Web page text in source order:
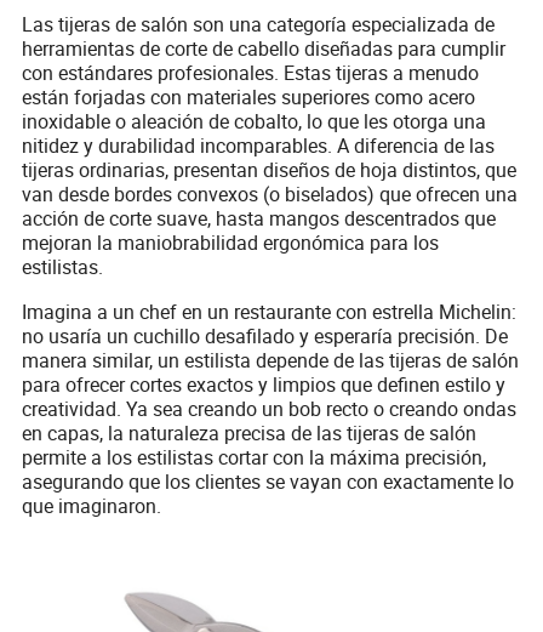
Las tijeras de salón son una categoría especializada de
herramientas de corte de cabello diseñadas para cumplir
con estándares profesionales. Estas tijeras a menudo
están forjadas con materiales superiores como acero
inoxidable o aleación de cobalto, lo que les otorga una
nitidez y durabilidad incomparables. A diferencia de las
tijeras ordinarias, presentan diseños de hoja distintos, que
van desde bordes convexos (o biselados) que ofrecen una
acción de corte suave, hasta mangos descentrados que
mejoran la maniobrabilidad ergonómica para los
estilistas.
Imagina a un chef en un restaurante con estrella Michelin:
no usaría un cuchillo desafilado y esperaría precisión. De
manera similar, un estilista depende de las tijeras de salón
para ofrecer cortes exactos y limpios que definen estilo y
creatividad. Ya sea creando un bob recto o creando ondas
en capas, la naturaleza precisa de las tijeras de salón
permite a los estilistas cortar con la máxima precisión,
asegurando que los clientes se vayan con exactamente lo
que imaginaron.